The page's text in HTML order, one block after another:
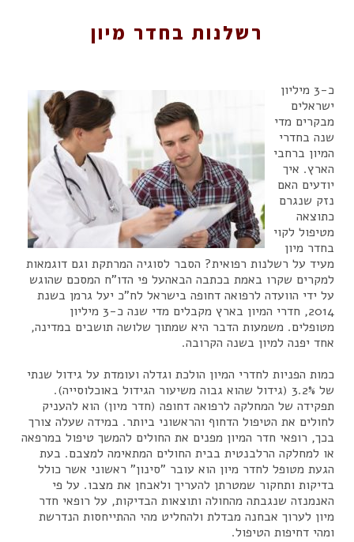
רשלנות בחדר מיון
כ-3 מיליון
ישראלים
מבקרים מדי
שנה בחדרי
המיון ברחבי
הארץ. איך
יודעים האם
נזק שנגרם
כתוצאה
מטיפול לקוי
בחדר מיון
מעיד על רשלנות רפואית? הסבר לסוגיה המרתקת וגם דוגמאות
למקרים שקרו באמת בכתבה הבאהעל פי הדו"ח המסכם שהוגש
על ידי הוועדה לרפואה דחופה בישראל לח"כ יעל גרמן בשנת
2014, חדרי המיון בארץ מקבלים מדי שנה כ-3 מיליון
מטופלים. משמעות הדבר היא שמתוך שלושה תושבים במדינה,
אחד יפנה למיון בשנה הקרובה.
כמות הפניות לחדרי המיון הולכת וגדלה ועומדת על גידול שנתי
של 3.2% (גידול שהוא גבוה משיעור הגידול באוכלוסייה).
תפקידה של המחלקה לרפואה דחופה (חדר מיון) הוא להעניק
לחולים את הטיפול הדחוף והראשוני ביותר. במידה שעלה צורך
בכך, רופאי חדר המיון מפנים את החולים להמשך טיפול במרפאה
או למחלקה הרלבנטית בבית החולים המתאימה למצבם. בעת
הגעת מטופל לחדר מיון הוא עובר "סינון" ראשוני אשר כולל
בדיקות ותחקור שמטרתן להעריך ולאבחן את מצבו. על פי
האנמנזה שנגבתה מהחולה ותוצאות הבדיקות, על רופאי חדר
מיון לערוך אבחנה מבדלת ולהחליט מהי ההתייחסות הנדרשת
ומהי דחיפות הטיפול.